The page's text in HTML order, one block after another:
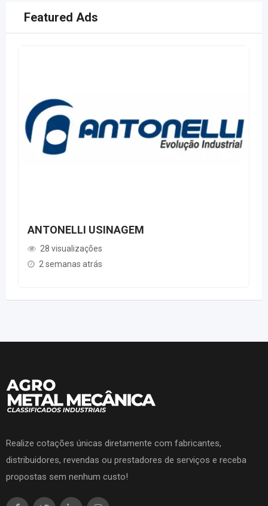
Featured Ads
ANTONELLI USINAGEM
28 visualizações
2 semanas atrás
Realize cotações únicas diretamente com fabricantes,
distribuidores, revendas ou prestadores de serviços e receba
propostas sem nenhum custo!